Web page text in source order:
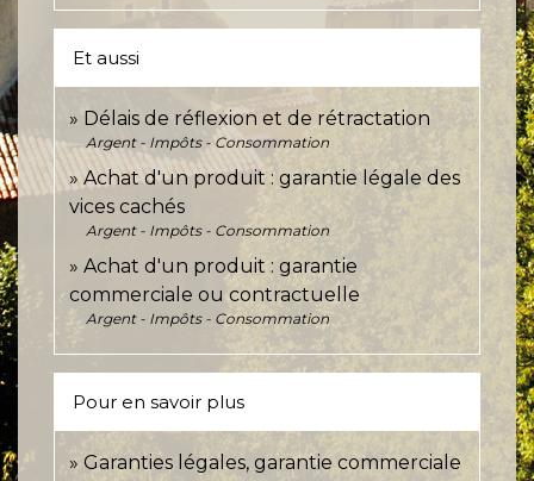
Et aussi
Délais de réflexion et de rétractation
Argent - Impôts - Consommation
Achat d'un produit : garantie légale des
vices cachés
Argent - Impôts - Consommation
Achat d'un produit : garantie
commerciale ou contractuelle
Argent - Impôts - Consommation
Pour en savoir plus
Garanties légales, garantie commerciale